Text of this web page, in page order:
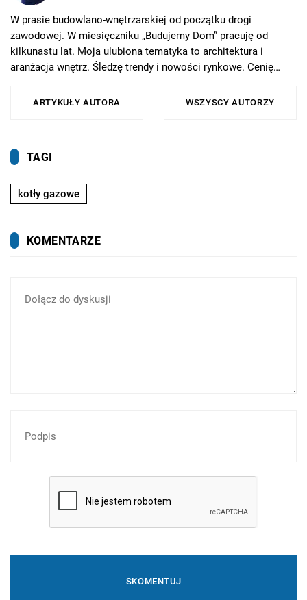
W prasie budowlano-wnętrzarskiej od początku drogi
zawodowej. W miesięczniku „Budujemy Dom” pracuję od
kilkunastu lat. Moja ulubiona tematyka to architektura i
aranżacja wnętrz. Śledzę trendy i nowości rynkowe. Cenię
kajakiem. W wolnym czasie spełniam marzenia podróżnicze -
ARTYKUŁY AUTORA WSZYSCY AUTORZY
TAGI
kotły gazowe
KOMENTARZE